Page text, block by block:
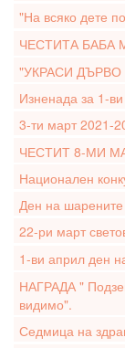
"На всяко дете
ЧЕСТИТА БАБА
"УКРАСИ ДЪРВО
Изненада за 1-
3-ти март 2021-
ЧЕСТИТ 8-МИ
Национален
Ден на
22-ри март
1-ви април ден
НАГРАДА "
видимо".
Седмица на